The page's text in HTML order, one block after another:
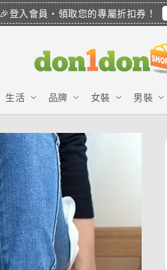
🎉登入會員・領取您的專屬折扣券！
生活 品牌 女裝 男裝